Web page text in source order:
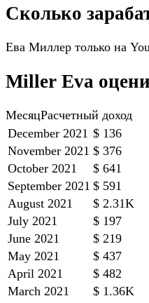
Сколько
Ева Миллер только на
Miller Eva
МесяцРасчетный доход
December 2021 $ 136
November 2021 $ 376
October 2021
$ 641
September 2021 $ 591
August 2021
$ 2.31K
July 2021
$ 197
June 2021
$ 219
May 2021
$ 437
April 2021
$ 482
March 2021
$ 1.36K